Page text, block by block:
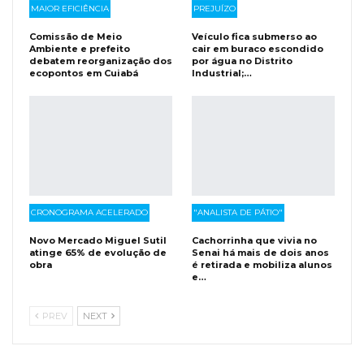
MAIOR EFICIÊNCIA
Comissão de Meio
Ambiente e prefeito
debatem reorganização dos
ecopontos em Cuiabá
PREJUÍZO
Veículo fica submerso ao
cair em buraco escondido
por água no Distrito
Industrial;…
CRONOGRAMA ACELERADO
Novo Mercado Miguel Sutil
atinge 65% de evolução de
obra
"ANALISTA DE PÁTIO"
Cachorrinha que vivia no
Senai há mais de dois anos
é retirada e mobiliza alunos
e…
PREV NEXT